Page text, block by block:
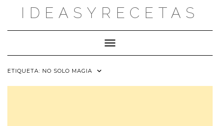
IDEASYRECETAS
Cambiar modo de navegación
ETIQUETA: NO SOLO MAGIA